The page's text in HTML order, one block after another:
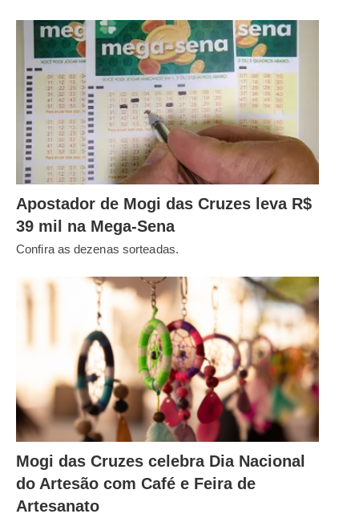
Apostador de Mogi das Cruzes leva R$
39 mil na Mega-Sena
Confira as dezenas sorteadas.
Mogi das Cruzes celebra Dia Nacional
do Artesão com Café e Feira de
Artesanato